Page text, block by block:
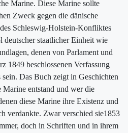
Marine. Diese Marine sollte
Zweck gegen die dänische
Schleswig-Holstein-Konfliktes
deutscher staatlicher Einheit wie
denen von Parlament und
1849 beschlossenen Verfassung
sein. Das Buch zeigt in Geschichten
Marine entstand und wer die
diese Marine ihre Existenz und
verdankte. Zwar verschied sie1853
doch in Schriften und in ihrem